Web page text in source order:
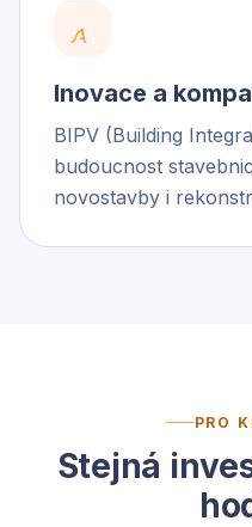
Inovace a
BIPV (Building
budoucnost
novostavby i
PRO
Stejná